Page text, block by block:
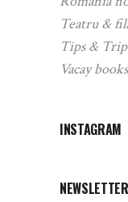
Teatru &
Tips &
Vacay books
INSTAGRAM
NEWSLETTER